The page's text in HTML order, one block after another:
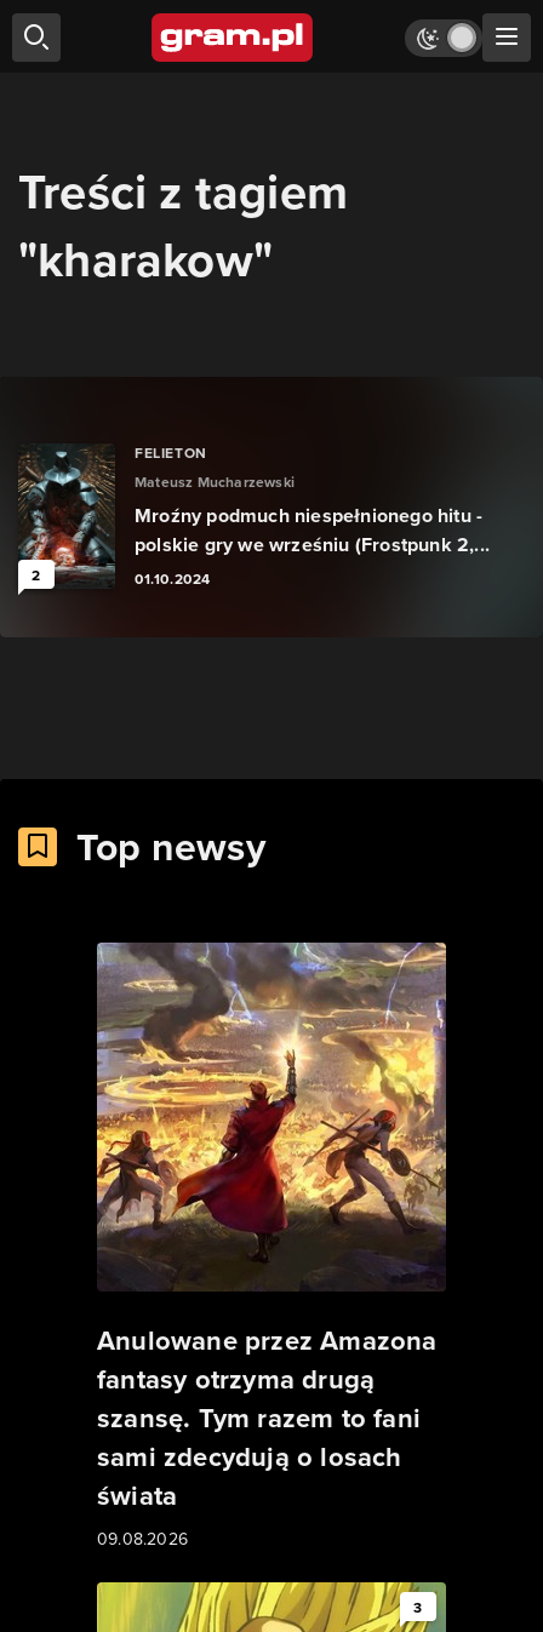
Treści z tagiem
"kharakow"
2
FELIETON
Mateusz Mucharzewski
Mroźny podmuch niespełnionego hitu -
polskie gry we wrześniu (Frostpunk 2,...
01.10.2024
Top newsy
Anulowane przez Amazona
fantasy otrzyma drugą
szansę. Tym razem to fani
sami zdecydują o losach
świata
09.08.2026
3